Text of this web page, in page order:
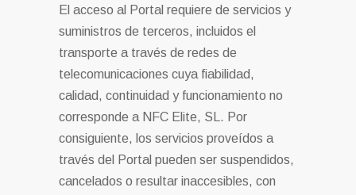
El acceso al Portal requiere de servicios y
suministros de terceros, incluidos el
transporte a través de redes de
telecomunicaciones cuya fiabilidad,
calidad, continuidad y funcionamiento no
corresponde a NFC Elite, SL. Por
consiguiente, los servicios proveídos a
través del Portal pueden ser suspendidos,
cancelados o resultar inaccesibles, con